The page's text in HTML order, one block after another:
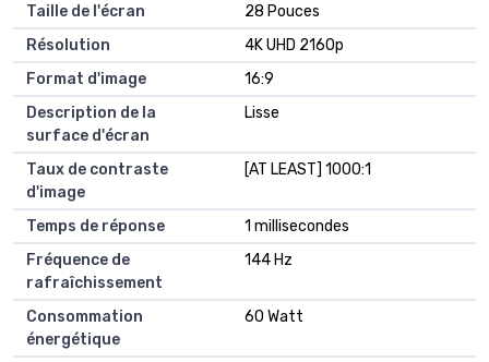
Taille de l'écran
28 Pouces
Résolution
4K UHD 2160p
Format d'image
16:9
Description de la
surface d'écran
Lisse
Taux de contraste
d'image
[AT LEAST] 1000:1
Temps de réponse
1 millisecondes
Fréquence de
rafraîchissement
144 Hz
Consommation
énergétique
60 Watt